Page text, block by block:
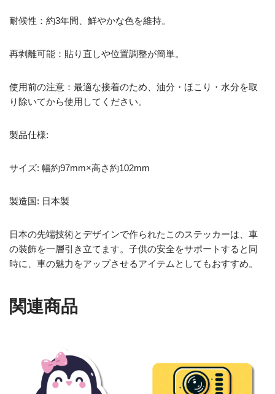
耐候性：約3年間、鮮やかな色を維持。
再剥離可能：貼り直しや位置調整が簡単。
使用前の注意：最適な接着のため、油分・ほこり・水分を取
り除いてから使用してください。
製品仕様:
サイズ: 幅約97mm×高さ約102mm
製造国: 日本製
日本の先端技術とデザインで作られたこのステッカーは、車
の装飾を一層引き立てます。子供の安全をサポートすると同
時に、車の魅力をアップさせるアイテムとしてもおすすめ。
関連商品